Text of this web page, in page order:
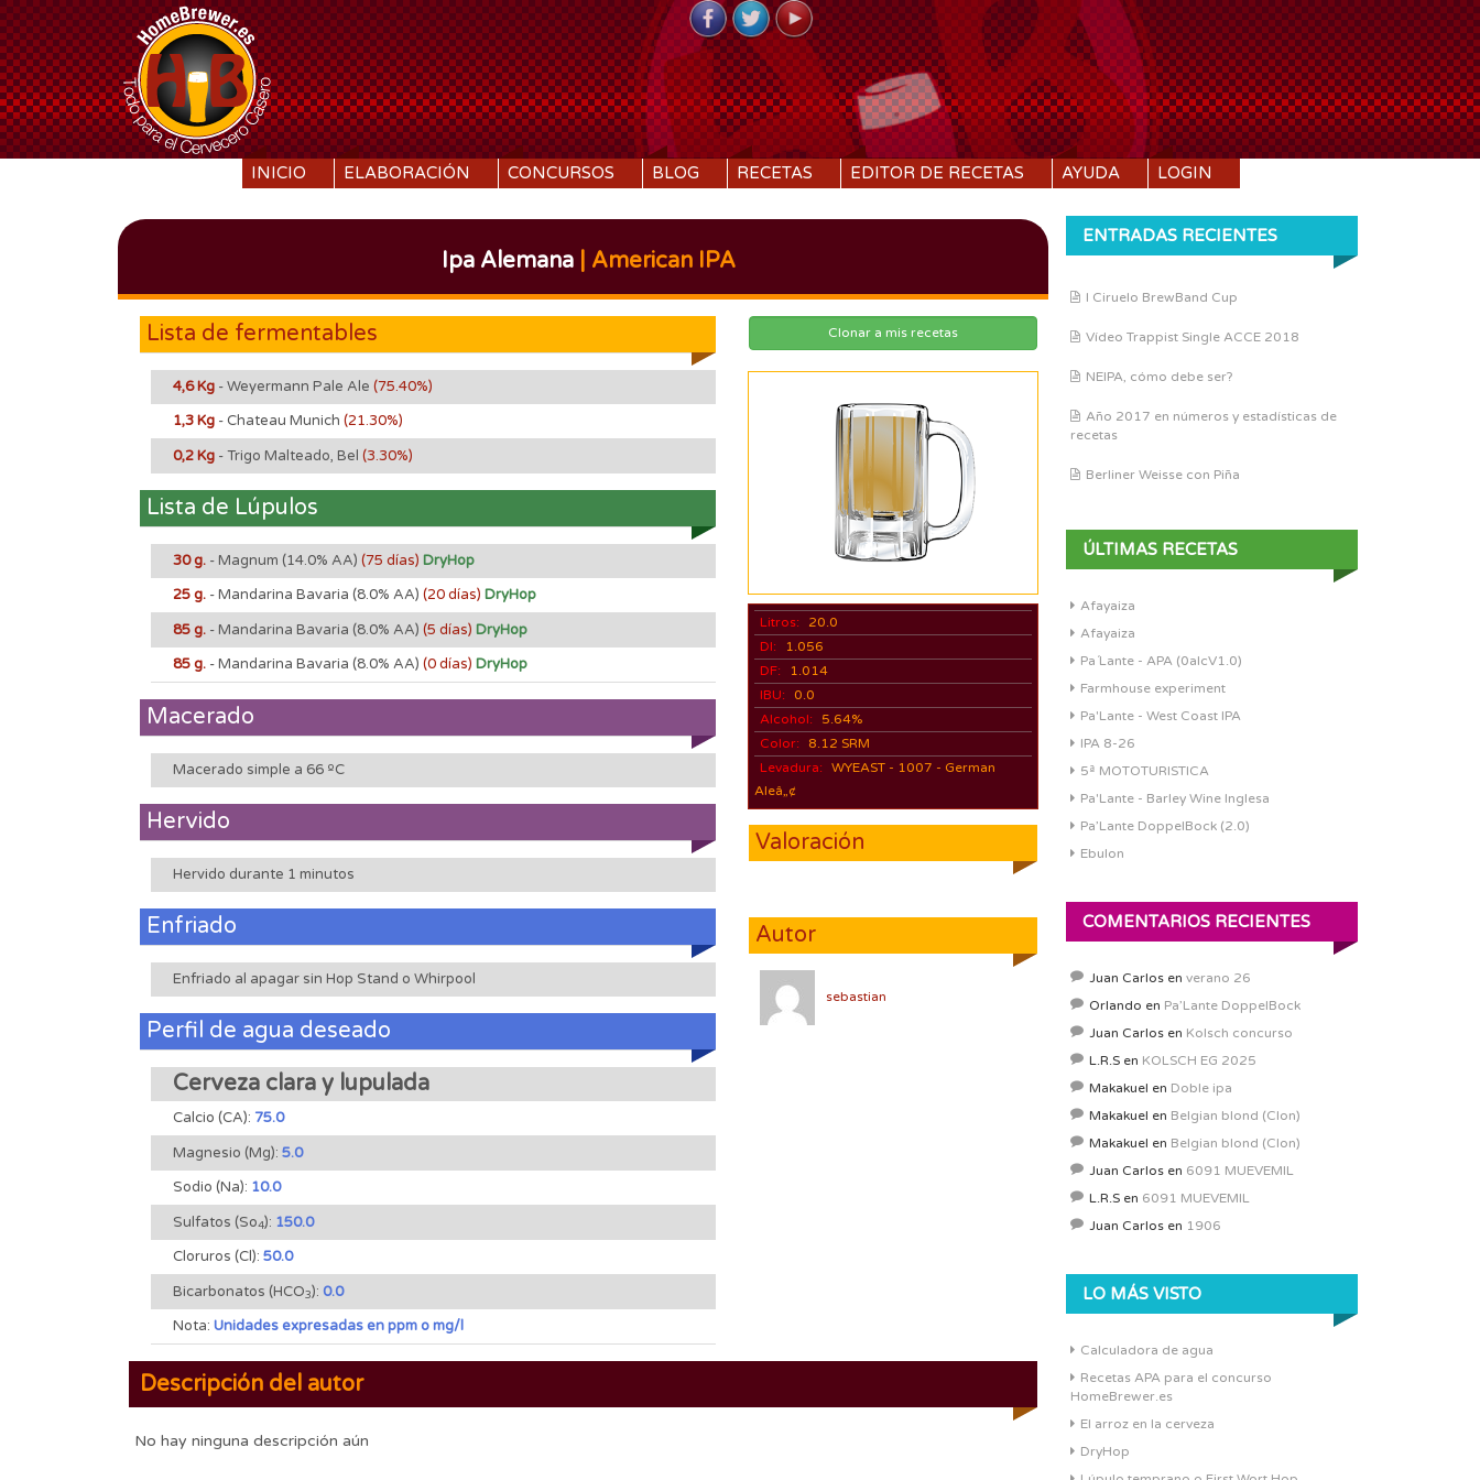
SKIP TO CONTENT
INICIO ELABORACIÓN CONCURSOS BLOG RECETAS EDITOR DE RECETAS AYUDA LOGIN
Ipa Alemana | American IPA
Lista de fermentables
4,6 Kg - Weyermann Pale Ale (75.40%)
1,3 Kg - Chateau Munich (21.30%)
0,2 Kg - Trigo Malteado, Bel (3.30%)
Lista de Lúpulos
30 g. - Magnum (14.0% AA) (75 días) DryHop
25 g. - Mandarina Bavaria (8.0% AA) (20 días) DryHop
85 g. - Mandarina Bavaria (8.0% AA) (5 días) DryHop
85 g. - Mandarina Bavaria (8.0% AA) (0 días) DryHop
Macerado
Macerado simple a 66 ºC
Hervido
Hervido durante 1 minutos
Enfriado
Enfriado al apagar sin Hop Stand o Whirpool
Perfil de agua deseado
Cerveza clara y lupulada
Calcio (CA): 75.0
Magnesio (Mg): 5.0
Sodio (Na): 10.0
Sulfatos (So4): 150.0
Cloruros (Cl): 50.0
Bicarbonatos (HCO3): 0.0
Nota: Unidades expresadas en ppm o mg/l
Clonar a mis recetas
Litros:
20.0
DI:
1.056
DF:
1.014
IBU:
0.0
Alcohol:
5.64%
Color:
8.12 SRM
Levadura: WYEAST - 1007 - German
Aleâ„¢
Valoración
Autor
sebastian
Descripción del autor
No hay ninguna descripción aún
ENTRADAS RECIENTES
I Ciruelo BrewBand Cup
Vídeo Trappist Single ACCE 2018
NEIPA, cómo debe ser?
Año 2017 en números y estadísticas de
recetas
Berliner Weisse con Piña
ÚLTIMAS RECETAS
Afayaiza
Afayaiza
Pa´Lante - APA (0alcV1.0)
Farmhouse experiment
Pa'Lante - West Coast IPA
IPA 8-26
5ª MOTOTURISTICA
Pa'Lante - Barley Wine Inglesa
Pa’Lante DoppelBock (2.0)
Ebulon
COMENTARIOS RECIENTES
Juan Carlos en verano 26
Orlando en Pa’Lante DoppelBock
Juan Carlos en Kolsch concurso
L.R.S en KOLSCH EG 2025
Makakuel en Doble ipa
Makakuel en Belgian blond (Clon)
Makakuel en Belgian blond (Clon)
Juan Carlos en 6091 MUEVEMIL
L.R.S en 6091 MUEVEMIL
Juan Carlos en 1906
LO MÁS VISTO
Calculadora de agua
Recetas APA para el concurso
HomeBrewer.es
El arroz en la cerveza
DryHop